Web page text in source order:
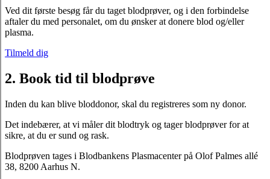
Ved dit første besøg får du taget blodprøver, og i den forbindelse
aftaler du med personalet, om du ønsker at donere blod og/eller
plasma.
Tilmeld dig
2. Book tid til blodprøve
Inden du kan blive bloddonor, skal du registreres som ny donor.
Det indebærer, at vi måler dit blodtryk og tager blodprøver for at
sikre, at du er sund og rask.
Blodprøven tages i Blodbankens Plasmacenter på Olof Palmes allé
38, 8200 Aarhus N.